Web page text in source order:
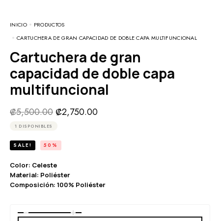
INICIO
PRODUCTOS
CARTUCHERA DE GRAN CAPACIDAD DE DOBLE CAPA MULTIFUNCIONAL
Cartuchera de gran
capacidad de doble capa
multifuncional
₡5,500.00 ₡2,750.00
1 DISPONIBLES
SALE! 50%
Color: Celeste
Material: Poliéster
Composición: 100% Poliéster